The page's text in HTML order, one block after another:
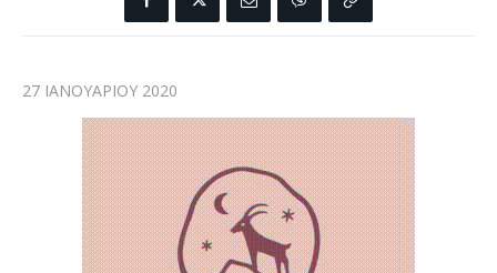
27 ΙΑΝΟΥΑΡΊΟΥ 2020